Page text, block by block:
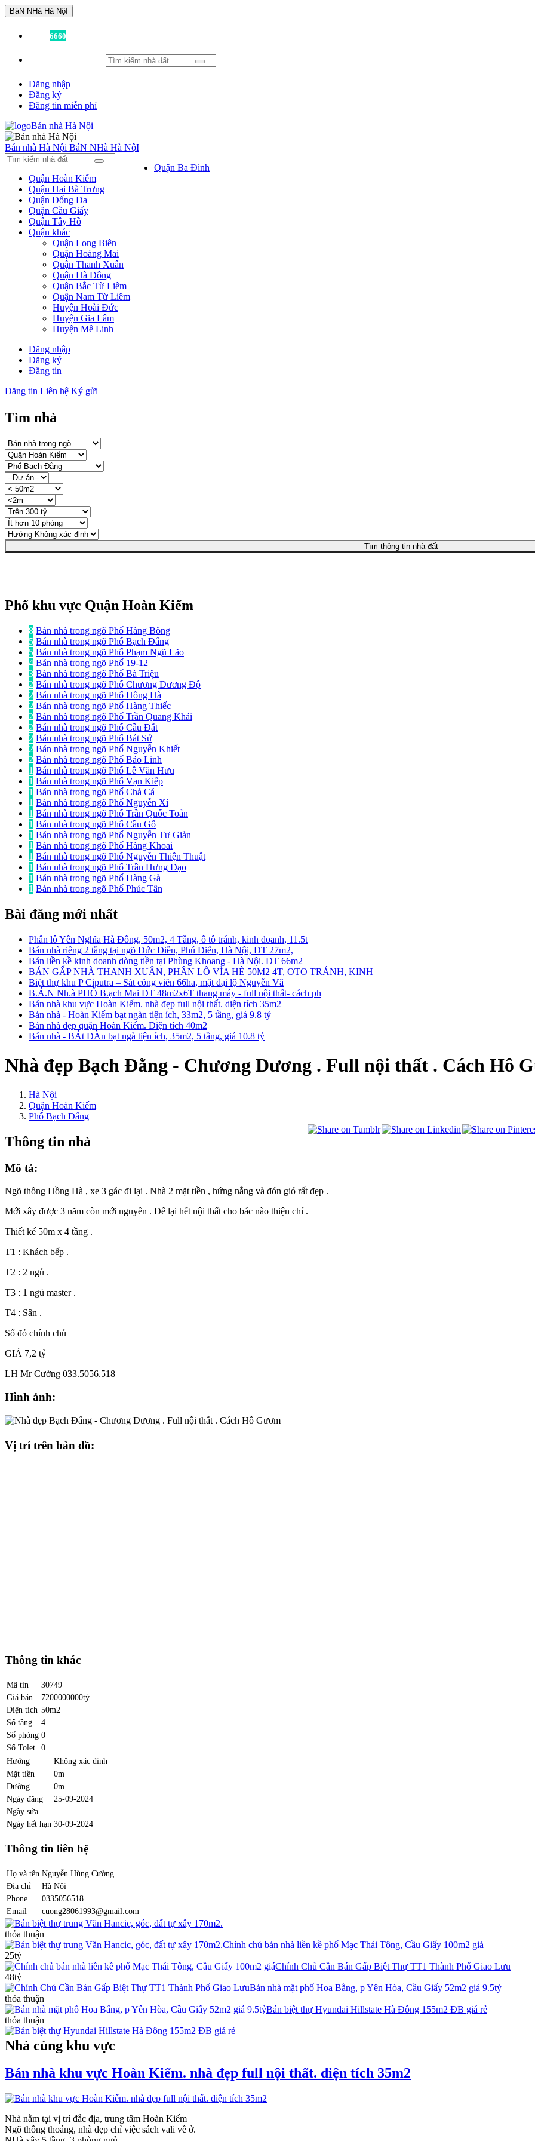
BáN NHà Hà NộI
6660
Đăng nhập
Đăng ký
Đăng tin miễn phí
Bán nhà Hà Nội BáN NHà Hà NộI
Quận Ba Đình
Quận Hoàn Kiếm
Quận Hai Bà Trưng
Quận Đống Đa
Quận Cầu Giấy
Quận Tây Hồ
Quận khác
Quận Long Biên
Quận Hoàng Mai
Quận Thanh Xuân
Quận Hà Đông
Quận Bắc Từ Liêm
Quận Nam Từ Liêm
Huyện Hoài Đức
Huyện Gia Lâm
Huyện Mê Linh
Đăng nhập
Đăng ký
Đăng tin
Đăng tin Liên hệ Ký gửi
Tìm nhà
Tìm thông tin nhà đất
Phố khu vực Quận Hoàn Kiếm
8 Bán nhà trong ngõ Phố Hàng Bông
5 Bán nhà trong ngõ Phố Bạch Đằng
5 Bán nhà trong ngõ Phố Phạm Ngũ Lão
4 Bán nhà trong ngõ Phố 19-12
3 Bán nhà trong ngõ Phố Bà Triệu
2 Bán nhà trong ngõ Phố Chương Dương Độ
2 Bán nhà trong ngõ Phố Hồng Hà
2 Bán nhà trong ngõ Phố Hàng Thiếc
2 Bán nhà trong ngõ Phố Trần Quang Khải
2 Bán nhà trong ngõ Phố Cầu Đất
2 Bán nhà trong ngõ Phố Bát Sứ
2 Bán nhà trong ngõ Phố Nguyễn Khiết
2 Bán nhà trong ngõ Phố Bảo Linh
1 Bán nhà trong ngõ Phố Lê Văn Hưu
1 Bán nhà trong ngõ Phố Vạn Kiếp
1 Bán nhà trong ngõ Phố Chả Cá
1 Bán nhà trong ngõ Phố Nguyễn Xí
1 Bán nhà trong ngõ Phố Trần Quốc Toản
1 Bán nhà trong ngõ Phố Cầu Gỗ
1 Bán nhà trong ngõ Phố Nguyễn Tư Giản
1 Bán nhà trong ngõ Phố Hàng Khoai
1 Bán nhà trong ngõ Phố Nguyễn Thiện Thuật
1 Bán nhà trong ngõ Phố Trần Hưng Đạo
1 Bán nhà trong ngõ Phố Hàng Gà
1 Bán nhà trong ngõ Phố Phúc Tân
Bài đăng mới nhất
Phân lô Yên Nghĩa Hà Đông, 50m2, 4 Tầng, ô tô tránh, kinh doanh, 11.5t
Bán nhà riêng 2 tầng tại ngõ Đức Diễn, Phú Diễn, Hà Nội, DT 27m2,
Bán liền kề kinh doanh dòng tiền tại Phùng Khoang - Hà Nội. DT 66m2
BÁN GẤP NHÀ THANH XUÂN, PHÂN LÔ VỈA HÈ 50M2 4T, OTO TRÁNH, KINH
Biệt thự khu P Ciputra – Sát công viên 66ha, mặt đại lộ Nguyễn Vă
B.Á.N Nh.à PHỐ B.ạch Mai DT 48m2x6T thang máy - full nội thất- cách ph
Bán nhà khu vực Hoàn Kiếm. nhà đẹp full nội thất. diện tích 35m2
Bán nhà - Hoàn Kiếm bạt ngàn tiện ích, 33m2, 5 tầng, giá 9.8 tỷ
Bán nhà đẹp quận Hoàn Kiếm. Diện tích 40m2
Bán nhà - BÁt ĐÀn bạt ngà tiện ích, 35m2, 5 tầng, giá 10.8 tỷ
Nhà đẹp Bạch Đằng - Chương Dương . Full nội thất . Cách Hô
Hà Nội
Quận Hoàn Kiếm
Phố Bạch Đằng
Thông tin nhà
Mô tả:
Ngõ thông Hồng Hà , xe 3 gác đi lại . Nhà 2 mặt tiền , hứng nắng và đón gió rất đẹp .
Mới xây được 3 năm còn mới nguyên . Để lại hết nội thất cho bác nào thiện chí .
Thiết kế 50m x 4 tầng .
T1 : Khách bếp .
T2 : 2 ngủ .
T3 : 1 ngủ master .
T4 : Sân .
Sổ đỏ chính chủ
GIÁ 7,2 tỷ
LH Mr Cường 033.5056.518
Hình ảnh:
Vị trí trên bản đồ:
Thông tin khác
Mã tin
30749
Giá bán
7200000000tỷ
Diện tích 50m2
Số tầng
4
Số phòng 0
Số Tolet
0
Hướng
Không xác định
Mặt tiền
0m
Đường
0m
Ngày đăng
25-09-2024
Ngày sửa
Ngày hết hạn 30-09-2024
Thông tin liên hệ
Họ và tên Nguyễn Hùng Cường
Địa chỉ
Hà Nội
Phone
0335056518
Email
cuong28061993@gmail.com
Bán biệt thự trung Văn Hancic, góc, đất tự xây 170m2.
thỏa thuận
Chính chủ bán nhà liền kề phố Mạc Thái Tông, Cầu Giấy 100m2 giá
25tỷ
Chính Chủ Cần Bán Gấp Biệt Thự TT1 Thành Phố Giao Lưu
48tỷ
Bán nhà mặt phố Hoa Bằng, p Yên Hòa, Cầu Giấy 52m2 giá 9.5tỷ
thỏa thuận
Bán biệt thự Hyundai Hillstate Hà Đông 155m2 ĐB giá rẻ
thỏa thuận
Nhà cùng khu vực
Bán nhà khu vực Hoàn Kiếm. nhà đẹp full nội thất. diện tích 35m2
Nhà nằm tại vị trí đắc địa, trung tâm Hoàn Kiếm
Ngõ thông thoáng, nhà đẹp chỉ việc sách vali về ở.